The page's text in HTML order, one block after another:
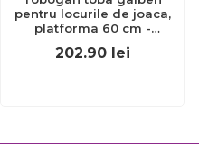
pentru locurile de joaca,
platforma 60 cm -
okekbt417.006.003.001
202.90 lei